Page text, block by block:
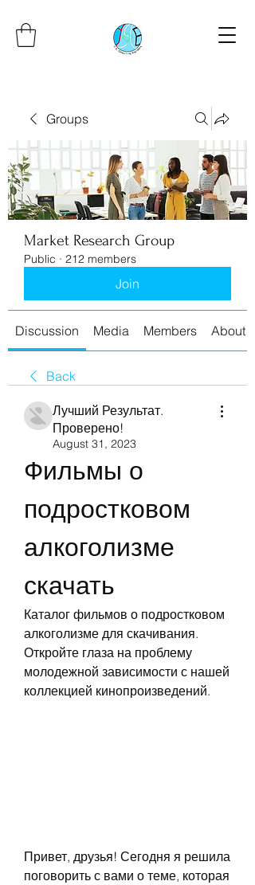
Groups
Market Research Group
Public · 212 members
Join
Discussion Media Members About
Back
Лучший Результат.
Проверено!
August 31, 2023
Фильмы о
подростковом
алкоголизме
скачать
Каталог фильмов о подростковом
алкоголизме для скачивания.
Откройте глаза на проблему
молодежной зависимости с нашей
коллекцией кинопроизведений.
Привет, друзья! Сегодня я решила
поговорить с вами о теме, которая